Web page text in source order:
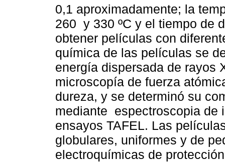
0,1 aproximadamente; la
260 y 330 ºC y el tiempo de
obtener películas con
química de las películas se
energía dispersada de rayos
microscopía de fuerza
dureza, y se determinó su
mediante espectroscopia de
ensayos TAFEL. Las
globulares, uniformes y de
electroquímicas de